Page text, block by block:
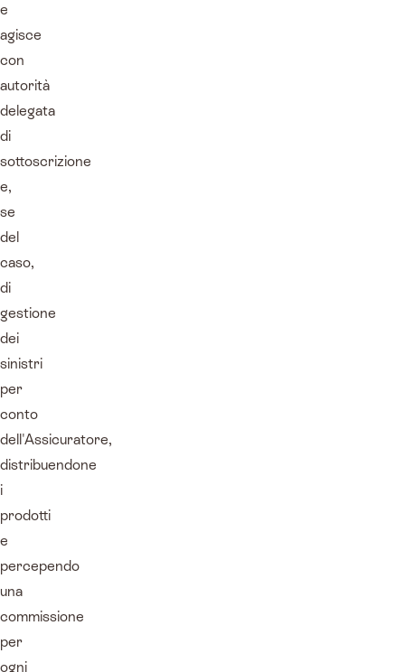
e
agisce
con
autorità
delegata
di
sottoscrizione
e,
se
del
caso,
di
gestione
dei
sinistri
per
conto
dell'Assicuratore,
distribuendone
i
prodotti
e
percependo
una
commissione
per
ogni